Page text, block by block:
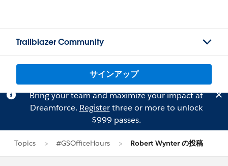
Trailblazer Community
サインアップ
Bring your team and maximize your impact at
Dreamforce. Registerthree or more to unlock
$999 passes.
Topics #GSOfficeHours Robert Wynter の投稿